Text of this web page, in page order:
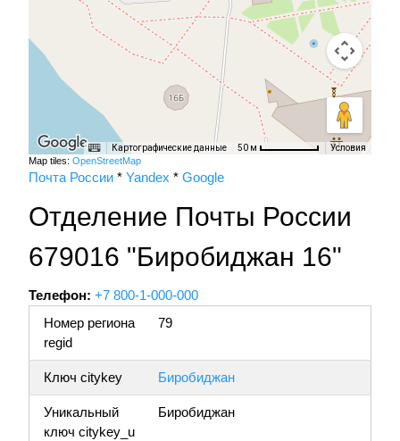
Картографические данные 50 м Условия
Map tiles: OpenStreetMap
Почта России * Yandex * Google
Отделение Почты России
679016 "Биробиджан 16"
Телефон: +7 800-1-000-000
Номер региона
regid
79
Ключ citykey Биробиджан
Уникальный
ключ citykey_u
Биробиджан